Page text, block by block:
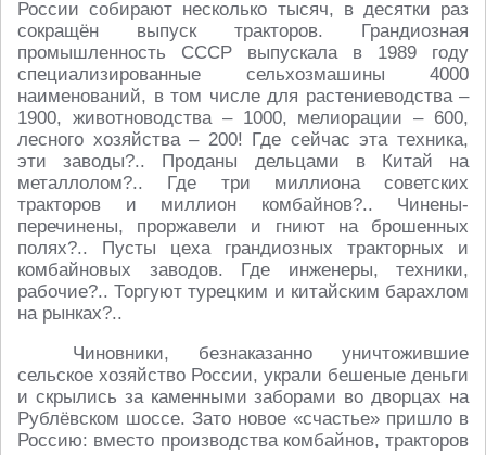
России собирают несколько тысяч, в десятки раз
сокращён выпуск тракторов. Грандиозная
промышленность СССР выпускала в 1989 году
специализированные сельхозмашины 4000
наименований, в том числе для растениеводства –
1900, животноводства – 1000, мелиорации – 600,
лесного хозяйства – 200! Где сейчас эта техника,
эти заводы?.. Проданы дельцами в Китай на
металлолом?.. Где три миллиона советских
тракторов и миллион комбайнов?.. Чинены-
перечинены, проржавели и гниют на брошенных
полях?.. Пусты цеха грандиозных тракторных и
комбайновых заводов. Где инженеры, техники,
рабочие?.. Торгуют турецким и китайским барахлом
на рынках?..
Чиновники, безнаказанно уничтожившие
сельское хозяйство России, украли бешеные деньги
и скрылись за каменными заборами во дворцах на
Рублёвском шоссе. Зато новое «счастье» пришло в
Россию: вместо производства комбайнов, тракторов